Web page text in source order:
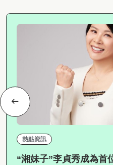
熱點資訊
“湘妹子”李貞秀成為首